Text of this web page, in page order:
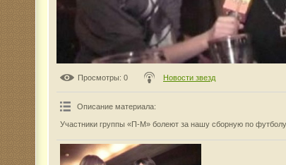
Просмотры: 0 Новости звезд
Описание материала:
Участники группы «П-М» болеют за нашу сборную по футболу.